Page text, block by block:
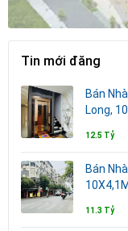
Tin mới đăng
Bán
Long,
12.5 Tỷ
Bán
11.3 Tỷ